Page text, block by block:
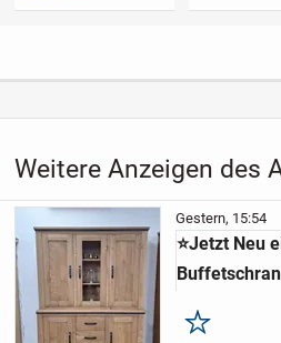
Weitere Anzeigen des
Gestern, 15:54
⭐Jetzt Neu
Merken